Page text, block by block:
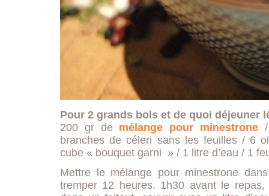
Pour 2 grands bols et de quoi déjeuner
200 gr de mélange pour minestrone/
branches de céleri sans les feuilles / 6
cube « bouquet garni » / 1 litre d’eau / 1
Mettre le mélange pour minestrone
tremper 12 heures. 1h30 avant le